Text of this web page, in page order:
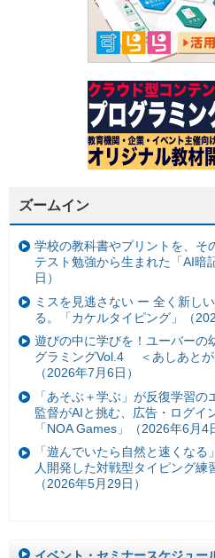
ズームイン
学校の教科書やプリントを、
テスト勉強から生まれた「AI暗
日）
ミスを見逃さない ー 全く新し
る。「カケルタイピング」（
遊びの中に学びを！ユーバーの
グラミングVol.4 ＜あしあとが
（2026年7月6日）
「あそぶ＋学ぶ」が反復学習
監督がAIと挑む、広告・ログイ
「NOA Games」（2026年6月4
「遊んでいたら自然と速くな
人開発した対戦型タイピング練
（2026年5月29日）
イベント・セミナースケジュー